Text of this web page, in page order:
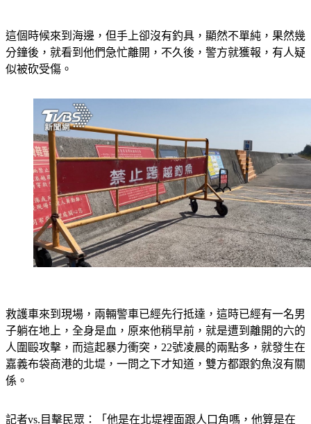
這個時候來到海邊，但手上卻沒有釣具，顯然不單純，果然幾
分鐘後，就看到他們急忙離開，不久後，警方就獲報，有人疑
救護車來到現場，兩輛警車已經先行抵達，這時已經有一名男
子躺在地上，全身是血，原來他稍早前，就是遭到離開的六的
人圍毆攻擊，而這起暴力衝突，22號凌晨的兩點多，就發生在
嘉義布袋商港的北堤，一問之下才知道，雙方都跟釣魚沒有關